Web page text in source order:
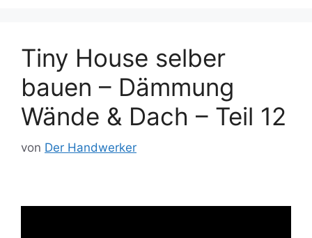
Tiny House selber
bauen – Dämmung
Wände & Dach – Teil 12
von Der Handwerker